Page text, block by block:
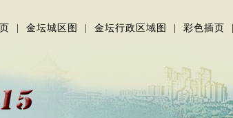
金坛城区图 金坛行政区域图 彩色插页